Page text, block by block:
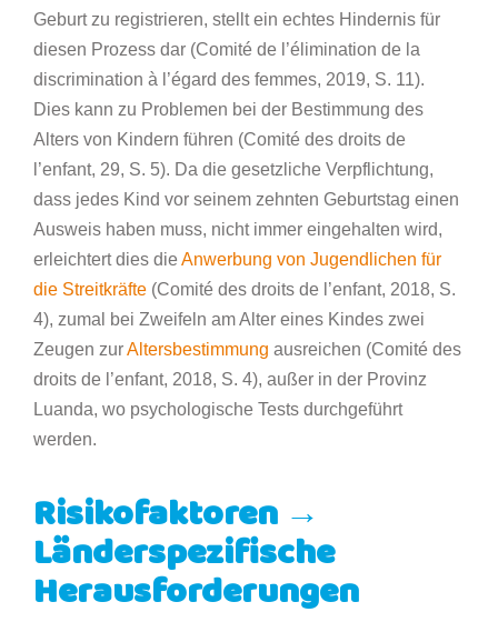
Geburt zu registrieren, stellt ein echtes Hindernis für
diesen Prozess dar (Comité de l’élimination de la
discrimination à l’égard des femmes, 2019, S. 11).
Dies kann zu Problemen bei der Bestimmung des
Alters von Kindern führen (Comité des droits de
l’enfant, 29, S. 5). Da die gesetzliche Verpflichtung,
dass jedes Kind vor seinem zehnten Geburtstag einen
Ausweis haben muss, nicht immer eingehalten wird,
erleichtert dies die Anwerbung von Jugendlichen für
die Streitkräfte (Comité des droits de l’enfant, 2018, S.
4), zumal bei Zweifeln am Alter eines Kindes zwei
Zeugen zurAltersbestimmung ausreichen (Comité des
droits de l’enfant, 2018, S. 4), außer in der Provinz
Luanda, wo psychologische Tests durchgeführt
werden.
Risikofaktoren→
Länderspezifische
Herausforderungen